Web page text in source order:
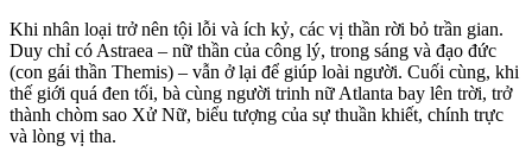
Khi nhân loại trở nên tội lỗi và ích kỷ, các vị thần rời bỏ trần gian.
Duy chỉ có Astraea – nữ thần của công lý, trong sáng và đạo đức
(con gái thần Themis) – vẫn ở lại để giúp loài người. Cuối cùng, khi
thế giới quá đen tối, bà cùng người trinh nữ Atlanta bay lên trời, trở
thành chòm sao Xử Nữ, biểu tượng của sự thuần khiết, chính trực
và lòng vị tha.